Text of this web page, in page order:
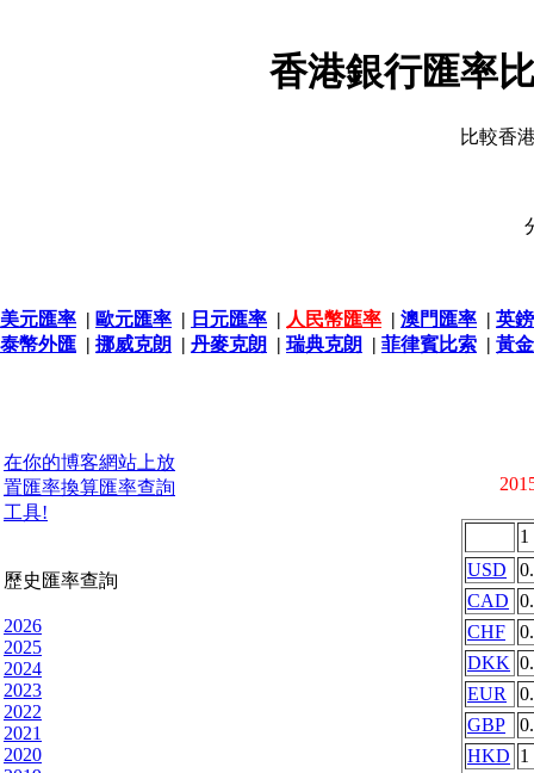
香港銀行匯率
比較香
美元匯率 | 歐元匯率 | 日元匯率 | 人民幣匯率 | 澳門匯率 | 英
泰幣外匯 | 挪威克朗 | 丹麥克朗 | 瑞典克朗 | 菲律賓比索 | 黃
在你的博客網站上放
置匯率換算匯率查詢
工具!
歷史匯率查詢
2026
2025
2024
2023
2022
2021
2020
1
USD
CAD
CHF
DKK
EUR
GBP
HKD 1